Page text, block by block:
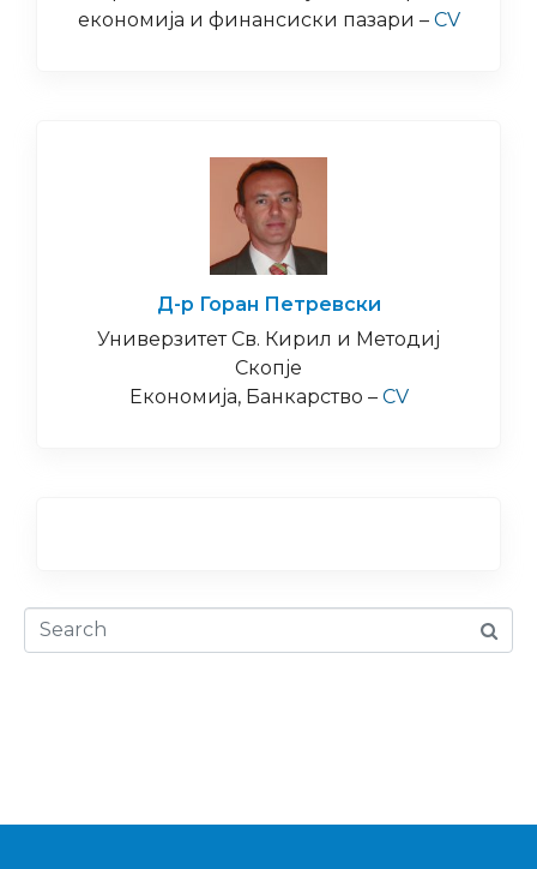
економија и финансиски пазари – CV
Д-р Горан Петревски​
Универзитет Св. Кирил и Методиј
Скопје
Економија, Банкарство – CV